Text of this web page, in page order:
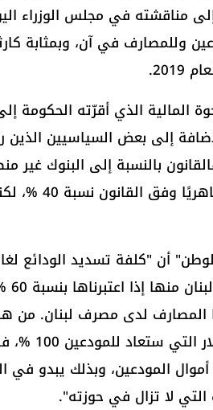
مناقشته في مجلس الوزراء
وللمصارف في آن، وبمثابة
المالية الذي أقرّته الحكومة
إلى بعض السياسيين الذين
بالنسبة إلى البنوك
الأموال
المصارف لدى مصرف لبنان. من
عمليًا
المودعين، وبذلك يبدو في
لا تزال في حوزته".